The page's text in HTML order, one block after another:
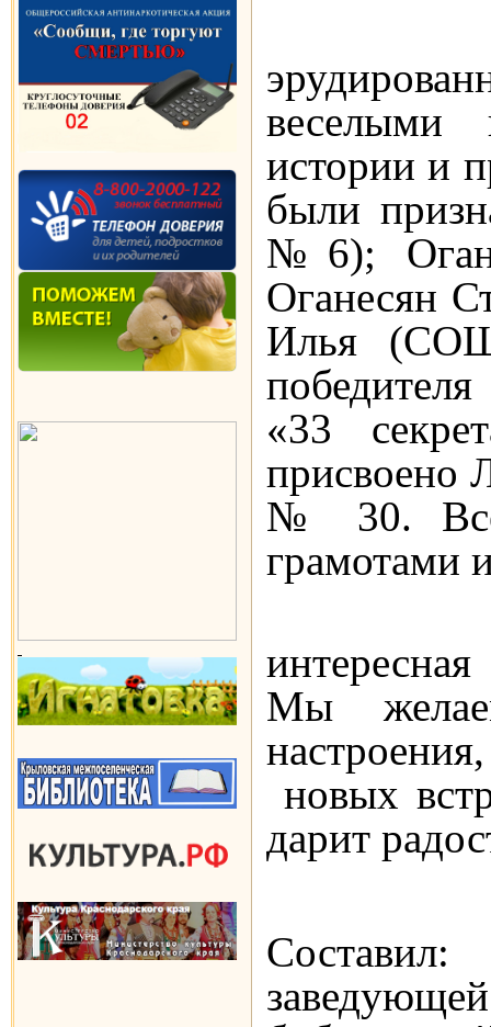
веселыми
истории и
были
№6);
Оганесян
Илья
«33
присвоено
№ 30. Все
грамотами
Мы
новых
дарит